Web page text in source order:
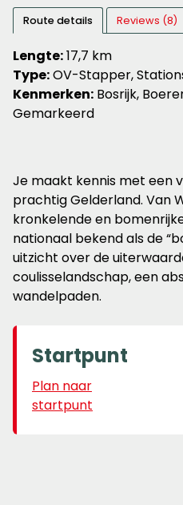
Route details Reviews (8)
Lengte:17,7 km
Type:OV-Stapper,
Kenmerken: Bosrijk,
Gemarkeerd
Je maakt kennis met een
prachtig Gelderland. Van
kronkelende en
nationaal bekend als de
uitzicht over de
coulisselandschap, een
wandelpaden.
Startpunt
Plan naar
startpunt